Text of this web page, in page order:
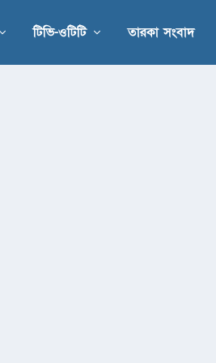
টিভি-ওটিটি তারকা সংবাদ